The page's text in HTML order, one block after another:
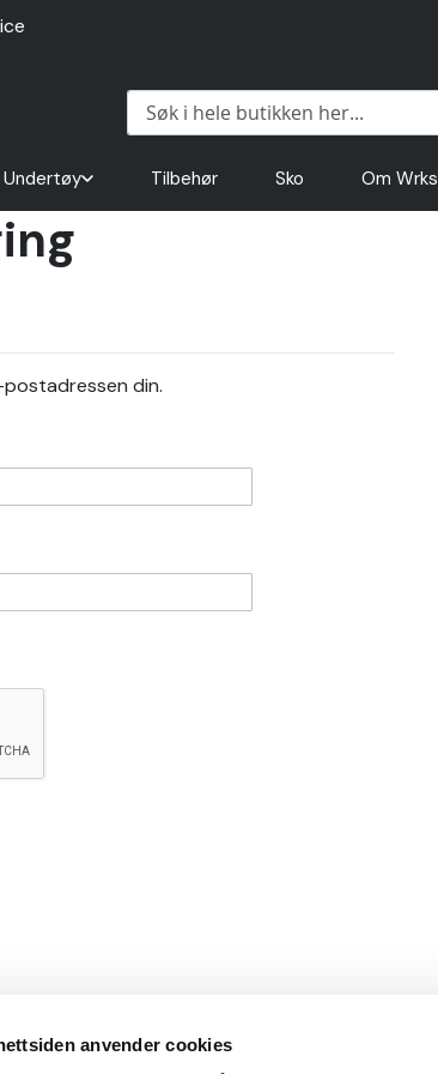
anvender cookies
Undertøy Tilbehør Sko Om Wrks
din.